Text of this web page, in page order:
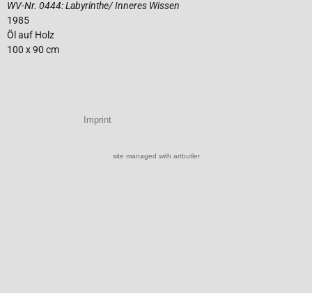
WV-Nr. 0444: Labyrinthe/ Inneres Wissen
1985
Öl auf Holz
100 x 90 cm
Imprint
site managed with artbutler